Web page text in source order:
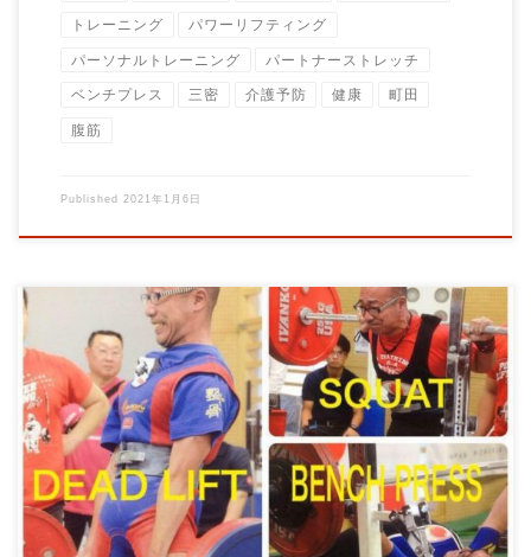
トレーニング パワーリフティング
パーソナルトレーニング パートナーストレッチ
ベンチプレス 三密 介護予防 健康 町田
腹筋
Published 2021年1月6日
こんにちは！ 【BIG3初心者限定コース】 を募集中です。 こ
んな方にオ […]